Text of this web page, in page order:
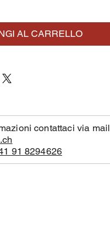
contattaci via mail
91 8294626
AL CARRELLO